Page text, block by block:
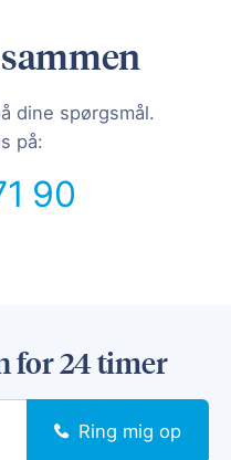
dine spørgsmål.
på:
90
for 24 timer
Ring mig op